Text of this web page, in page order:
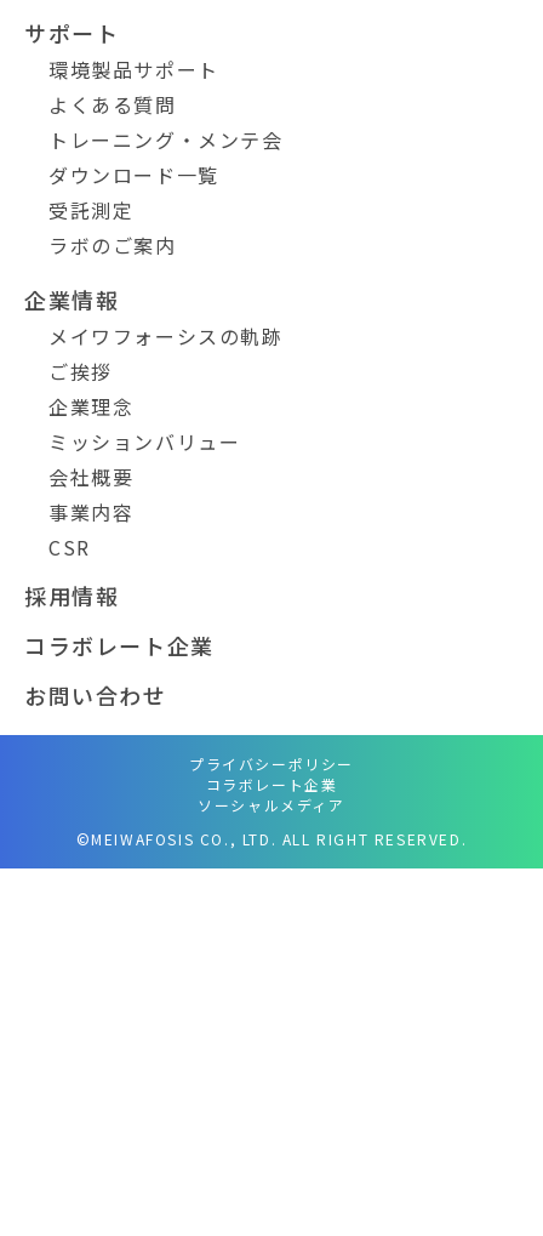
サポート
環境製品サポート
よくある質問
トレーニング・メンテ会
ダウンロード一覧
受託測定
ラボのご案内
企業情報
メイワフォーシスの軌跡
ご挨拶
企業理念
ミッションバリュー
会社概要
事業内容
CSR
採用情報
コラボレート企業
お問い合わせ
プライバシーポリシー
コラボレート企業
ソーシャルメディア
©MEIWAFOSIS CO., LTD. ALL RIGHT RESERVED.